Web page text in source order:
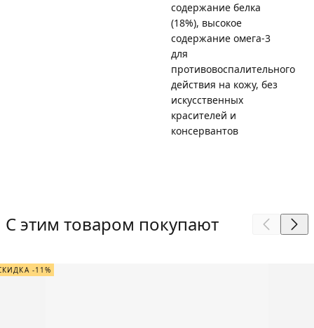
содержание белка
(18%), высокое
содержание омега-3
для
противовоспалительного
действия на кожу, без
искусственных
красителей и
консервантов
С этим товаром покупают
-11%